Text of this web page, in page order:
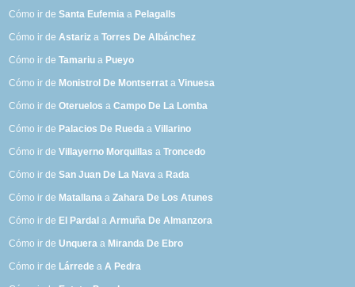
Cómo ir deSanta Eufemia a Pelagalls
Cómo ir deAstariz aTorres De Albánchez
Cómo ir deTamariu a Pueyo
Cómo ir de Monistrol De Montserrat aVinuesa
Cómo ir deOteruelos aCampo De La Lomba
Cómo ir de Palacios De Rueda aVillarino
Cómo ir deVillayerno Morquillas aTroncedo
Cómo ir deSan Juan De La Nava a Rada
Cómo ir de Matallana aZahara De Los Atunes
Cómo ir de El Pardal aArmuña De Almanzora
Cómo ir deUnquera a Miranda De Ebro
Cómo ir de Lárrede aA Pedra